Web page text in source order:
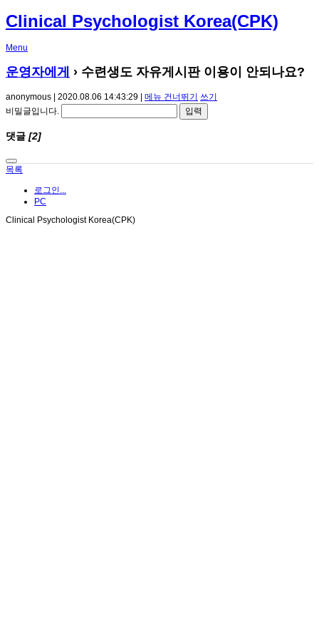
Clinical Psychologist Korea(CPK)
Menu
운영자에게 › 수련생도 자유게시판 이용이 안되나요?
anonymous | 2020.08.06 14:43:29 | 메뉴 건너뛰기
쓰기
비밀글입니다.
댓글 [2]
목록
로그인...
PC
Clinical Psychologist Korea(CPK)